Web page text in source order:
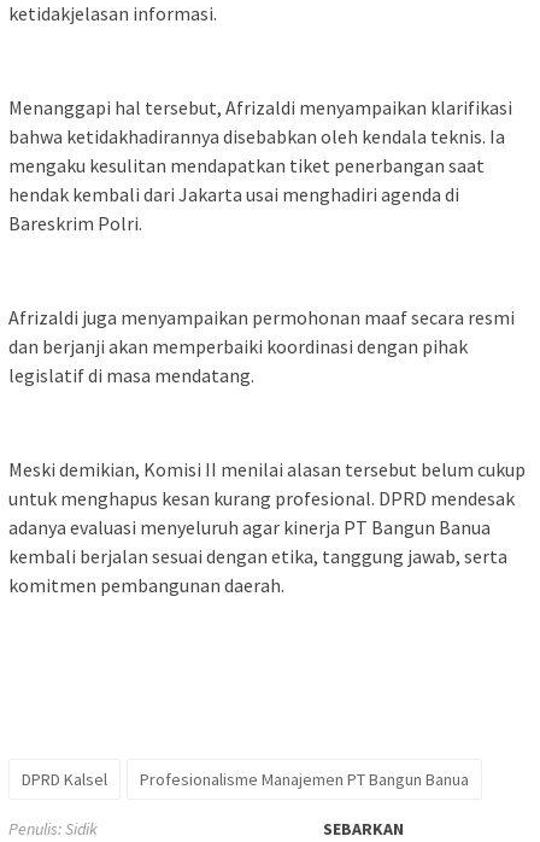
ketidakjelasan informasi.
Menanggapi hal tersebut, Afrizaldi menyampaikan klarifikasi
bahwa ketidakhadirannya disebabkan oleh kendala teknis. Ia
mengaku kesulitan mendapatkan tiket penerbangan saat
hendak kembali dari Jakarta usai menghadiri agenda di
Bareskrim Polri.
Afrizaldi juga menyampaikan permohonan maaf secara resmi
dan berjanji akan memperbaiki koordinasi dengan pihak
legislatif di masa mendatang.
Meski demikian, Komisi II menilai alasan tersebut belum cukup
untuk menghapus kesan kurang profesional. DPRD mendesak
adanya evaluasi menyeluruh agar kinerja PT Bangun Banua
kembali berjalan sesuai dengan etika, tanggung jawab, serta
komitmen pembangunan daerah.
DPRD Kalsel Profesionalisme Manajemen PT Bangun Banua
Penulis: Sidik
SEBARKAN